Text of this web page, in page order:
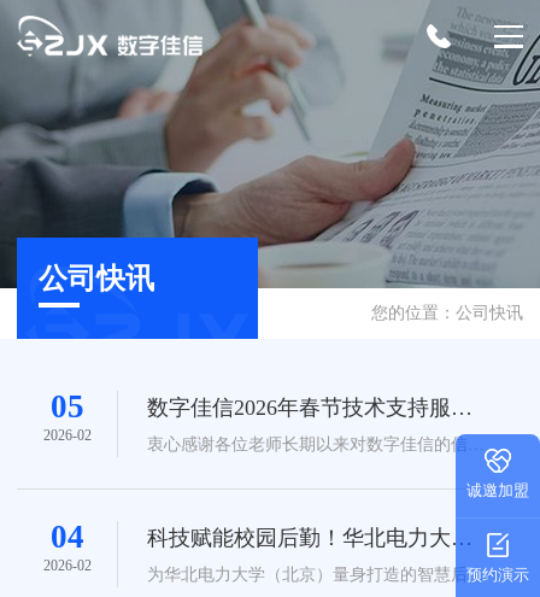
首页
产品服务
招生迎新
招生云服务
迎新综合服务平台
报修管理系统
餐饮管理系统 巡检管理系统
教学科研
科研管理服务平台 教务综合管理系统
就业综合服务平台
支撑平台
数据中台 数据驾驶舱
您的位置： 公司快讯
公司快讯
05
2026-02
数字佳信2026年春节技术支持服务
工作安排通知
衷心感谢各位老师长期以来对数字佳信的信赖
04
2026-02
科技赋能校园后勤！华北电力大学
公寓管理迈入智慧新时代
为华北电力大学（北京）量身打造的智慧后勤
诚邀加盟
预约演示